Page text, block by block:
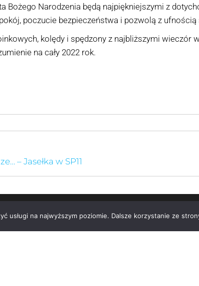
Bożego Narodzenia będą najpiękniejszymi z
poczucie bezpieczeństwa i pozwolą z ufnością
kolędy i spędzony z najbliższymi wieczór
na cały 2022 rok.
Szkoły
– Jasełka w SP11
usługi na najwyższym poziomie. Dalsze korzystanie ze